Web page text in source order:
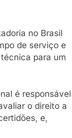
no Brasil
de serviço e
para um
é responsável
o direito a
e,